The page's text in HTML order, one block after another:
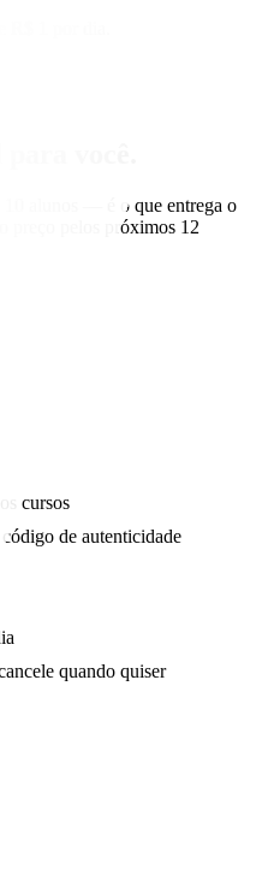
R$ 1 por dia.
alunos — é o que entrega o
preço pelos próximos 12
cursos
de autenticidade
quando quiser